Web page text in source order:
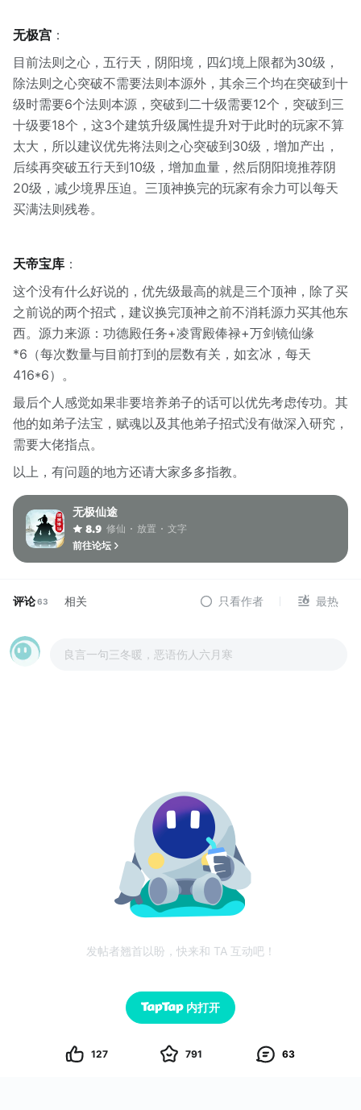
无极宫 ：
目前法则之心，五行天，阴阳境，四幻境上限都为30级，
除法则之心突破不需要法则本源外，其余三个均在突破到十
级时需要6个法则本源，突破到二十级需要12个，突破到三
十级要18个，这3个建筑升级属性提升对于此时的玩家不算
太大，所以建议优先将法则之心突破到30级，增加产出，
后续再突破五行天到10级，增加血量，然后阴阳境推荐阴
20级，减少境界压迫。三顶神换完的玩家有余力可以每天
买满法则残卷。
天帝宝库 ：
这个没有什么好说的，优先级最高的就是三个顶神，除了买
之前说的两个招式，建议换完顶神之前不消耗源力买其他东
西。源力来源：功德殿任务+凌霄殿俸禄+万剑镜仙缘
*6（每次数量与目前打到的层数有关，如玄冰，每天
416*6）。
最后个人感觉如果非要培养弟子的话可以优先考虑传功。其
他的如弟子法宝，赋魂以及其他弟子招式没有做深入研究，
需要大佬指点。
以上，有问题的地方还请大家多多指教。
无极仙途
8.9 修仙 放置
文字
前往论坛
评论63 相关 只看作者 最热
良言一句三冬暖，恶语伤人六月寒
发帖者翘首以盼，快来和 TA 互动吧！
127 791 63
内打开